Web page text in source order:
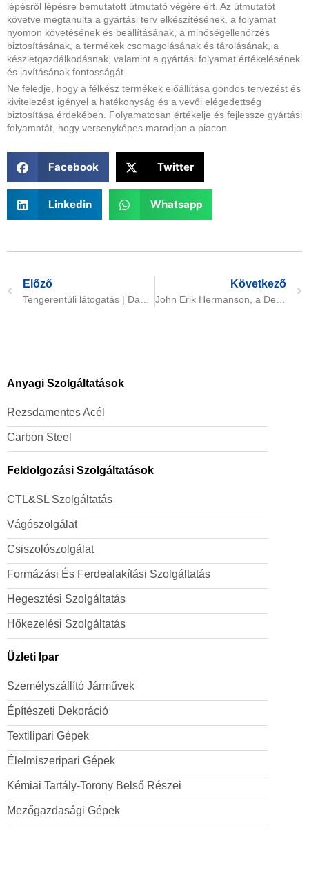
lépésről lépésre bemutatott útmutató végére ért. Az útmutatót
követve megtanulta a gyártási terv elkészítésének, a folyamat
nyomon követésének és beállításának, a minőségellenőrzés
biztosításának, a termékek csomagolásának és tárolásának, a
készletgazdálkodásnak, valamint a gyártási folyamat értékelésének
és javításának fontosságát.
Ne feledje, hogy a félkész termékek előállítása gondos tervezést és
kivitelezést igényel a hatékonyság és a vevői elégedettség
biztosítása érdekében. Folyamatosan értékelje és fejlessze gyártási
folyamatát, hogy versenyképes maradjon a piacon.
Facebook Twitter
Linkedin Whatsapp
Előző
Tengerentúli látogatás | Daming International látogat a Wärtsilä vállalathoz
Következő
John Erik Hermanson, a DeLaval globális ellátási láncért felelős ügyvezető alelnöke meglátogatta Damingot.
Anyagi Szolgáltatások
Rezsdamentes Acél
Carbon Steel
Feldolgozási Szolgáltatások
CTL&SL Szolgáltatás
Vágószolgálat
Csiszolószolgálat
Formázási És Ferdealakítási Szolgáltatás
Hegesztési Szolgáltatás
Hőkezelési Szolgáltatás
Üzleti Ipar
Személyszállító Járművek
Építészeti Dekoráció
Textilipari Gépek
Élelmiszeripari Gépek
Kémiai Tartály-Torony Belső Részei
Mezőgazdasági Gépek